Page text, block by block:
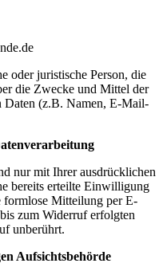
oder juristische Person, die
die Zwecke und Mittel der
Daten (z.B. Namen, E-Mail-
nur mit Ihrer ausdrücklichen
bereits erteilte Einwilligung
formlose Mitteilung per E-
zum Widerruf erfolgten
unberührt.
Aufsichtsbehörde